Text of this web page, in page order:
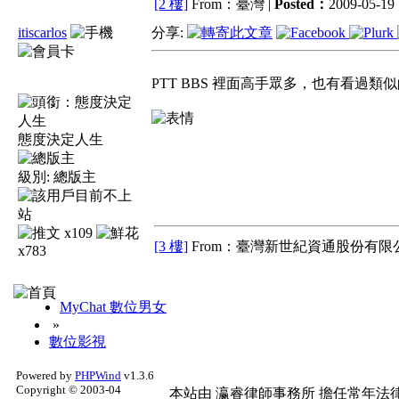
[2 樓] From：臺灣 | Posted： 2009-05-19
itiscarlos
態度決定人生
級別: 總版主
x109
x783
分享:
PTT BBS 裡面高手眾多，也有看過類
[3 樓] From：臺灣新世紀資通股份有限
MyChat 數位男女
»
數位影視
Powered by PHPWind v1.3.6
Copyright © 2003-04
本站由 瀛睿律師事務所 擔任常年法